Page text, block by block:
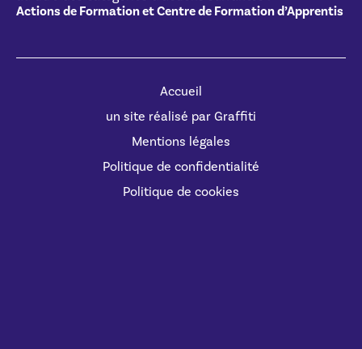
Actions de Formation et Centre de Formation d’Apprentis
Accueil
un site réalisé par Graffiti
Mentions légales
Politique de confidentialité
Politique de cookies